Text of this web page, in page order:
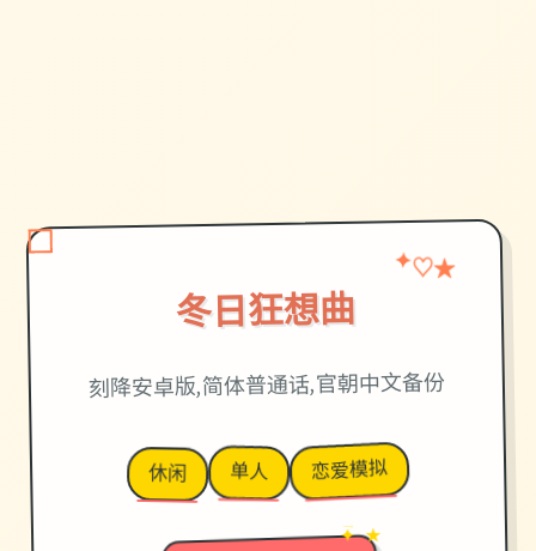
冬日狂想曲
✦♡★
刻降安卓版,简体普通话,官朝中文备份
休闲 单人 恋爱模拟
→
✦ ★